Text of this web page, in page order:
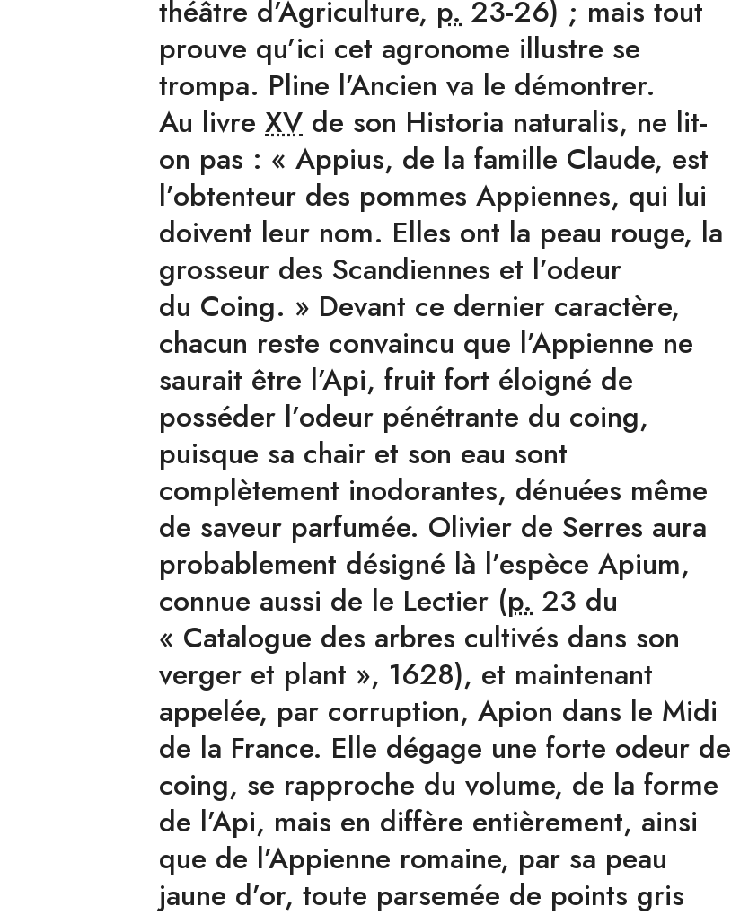
théâtre d’Agriculture, p. 23-26) ; mais tout
prouve qu’ici cet agronome illustre se
trompa. Pline l’Ancien va le démontrer.
Au livre XV de son Historia naturalis, ne lit-
on pas : « Appius, de la famille Claude, est
l’obtenteur des pommes Appiennes, qui lui
doivent leur nom. Elles ont la peau rouge, la
grosseur des Scandiennes et l’odeur
du Coing. » Devant ce dernier caractère,
chacun reste convaincu que l’Appienne ne
saurait être l’Api, fruit fort éloigné de
posséder l’odeur pénétrante du coing,
puisque sa chair et son eau sont
complètement inodorantes, dénuées même
de saveur parfumée. Olivier de Serres aura
probablement désigné là l’espèce Apium,
connue aussi de le Lectier (p. 23 du
« Catalogue des arbres cultivés dans son
verger et plant », 1628), et maintenant
appelée, par corruption, Apion dans le Midi
de la France. Elle dégage une forte odeur de
coing, se rapproche du volume, de la forme
de l’Api, mais en diffère entièrement, ainsi
que de l’Appienne romaine, par sa peau
jaune d’or, toute parsemée de points gris